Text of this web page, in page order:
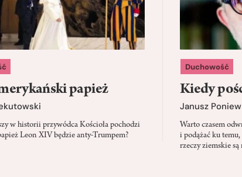
papież
w historii przywódca Kościoła pochodzi
Leon XIV będzie anty-Trumpem?
Duchowość
Kiedy
Janusz
Warto czasem
i podążać ku
rzeczy ziemskie są